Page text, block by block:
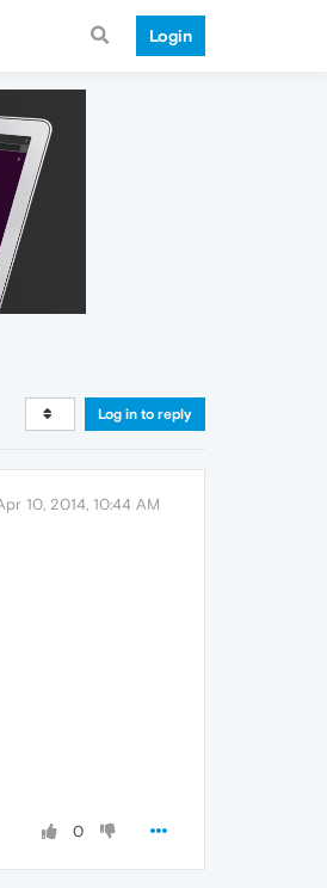
Login
Log in to reply
10, 2014, 10:44 AM
0